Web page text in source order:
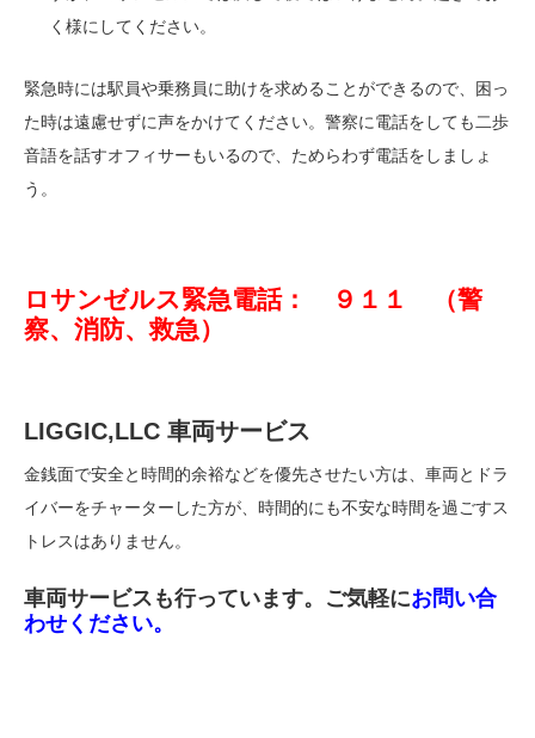
く様にしてください。
緊急時には駅員や乗務員に助けを求めることができるので、困っ
た時は遠慮せずに声をかけてください。警察に電話をしても二歩
音語を話すオフィサーもいるので、ためらわず電話をしましょ
う。
ロサンゼルス緊急電話： ９１１ （警
察、消防、救急）
LIGGIC,LLC 車両サービス
金銭面で安全と時間的余裕などを優先させたい方は、車両とドラ
イバーをチャーターした方が、時間的にも不安な時間を過ごすス
トレスはありません。
車両サービスも行っています。ご気軽にお問い合
わせください。